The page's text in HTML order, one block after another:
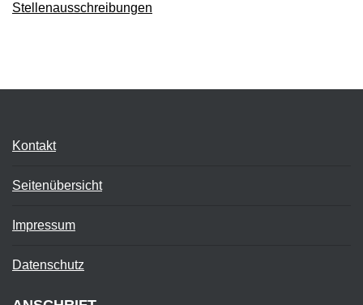
Stellenausschreibungen
Kontakt
Seitenübersicht
Impressum
Datenschutz